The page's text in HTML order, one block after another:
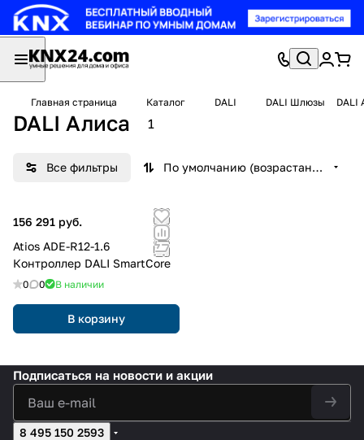
Главная страница Каталог DALI DALI Шлюзы DALI
DALI Алиса 1
Все фильтры По умолчанию (возрастание)
156 291 руб.
Atios ADE-R12-1.6
Контроллер DALI SmartCore
0 0 В наличии
В корзину
Подписаться на новости и акции
8 495 150 2593